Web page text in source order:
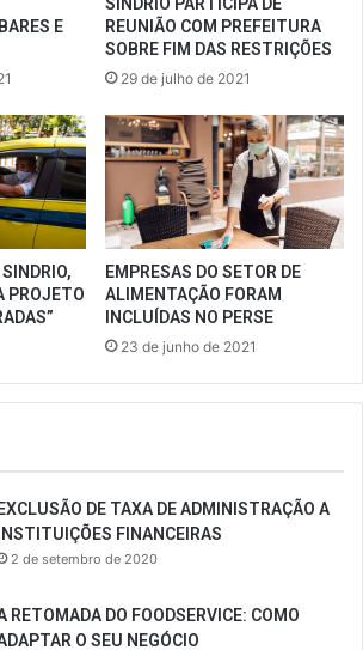
E
REUNIÃO COM PREFEITURA
SOBRE FIM DAS RESTRIÇÕES
29 de julho de 2021
PROJETO
EMPRESAS DO SETOR DE
ALIMENTAÇÃO FORAM
INCLUÍDAS NO PERSE
23 de junho de 2021
EXCLUSÃO DE TAXA DE ADMINISTRAÇÃO A
INSTITUIÇÕES FINANCEIRAS
2 de setembro de 2020
RETOMADA DO FOODSERVICE: COMO
O SEU NEGÓCIO